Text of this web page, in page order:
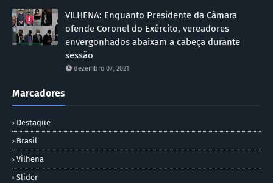
VILHENA: Enquanto Presidente da Câmara
ofende Coronel do Exército, vereadores
envergonhados abaixam a cabeça durante
sessão
dezembro 07, 2021
Marcadores
Destaque
Brasil
Vilhena
Slider